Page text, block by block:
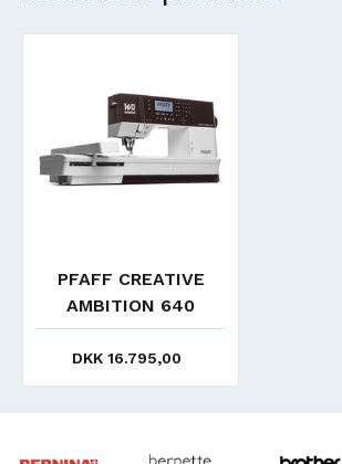
PFAFF CREATIVE
AMBITION 640
DKK 16.795,00